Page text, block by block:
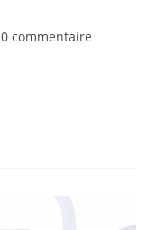
0 commentaire